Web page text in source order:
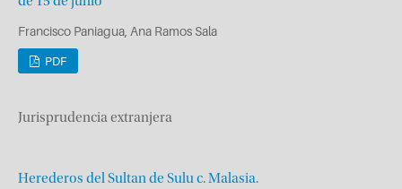
Francisco Paniagua, Ana Ramos Sala
PDF
Jurisprudencia extranjera
Herederos del Sultan de Sulu c. Malasia.